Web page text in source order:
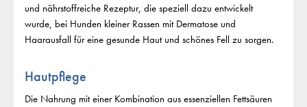
und nährstoffreiche Rezeptur, die speziell dazu entwickelt
wurde, bei Hunden kleiner Rassen mit Dermatose und
Haarausfall für eine gesunde Haut und schönes Fell zu sorgen.
Hautpflege
Die Nahrung mit einer Kombination aus essenziellen Fettsäuren